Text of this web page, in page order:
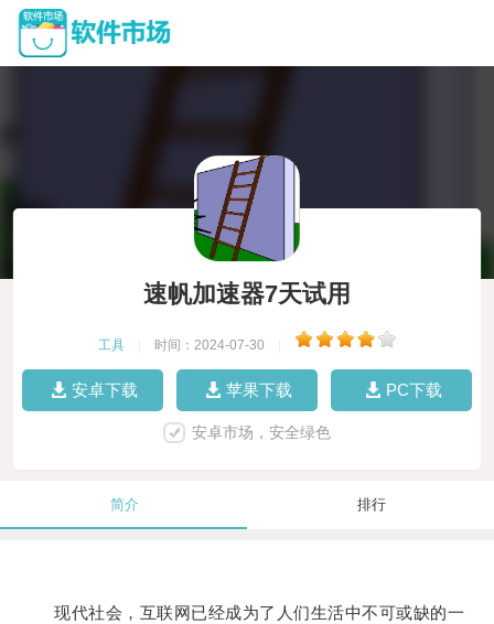
速帆加速器7天试用
工具 时间：2024-07-30
安卓下载 苹果下载 PC下载
安卓市场，安全绿色
简介 排行
现代社会，互联网已经成为了人们生活中不可或缺的一